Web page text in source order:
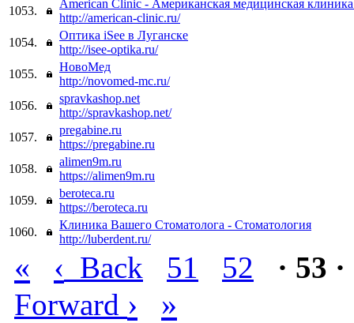
1053.
American Clinic - Американская медицинская
http://american-clinic.ru/
1054.
Оптика iSee в Луганске
http://isee-optika.ru/
1055.
НовоМед
http://novomed-mc.ru/
1056.
spravkashop.net
http://spravkashop.net/
1057.
pregabine.ru
https://pregabine.ru
1058.
alimen9m.ru
https://alimen9m.ru
1059.
beroteca.ru
https://beroteca.ru
1060.
Клиника Вашего Стоматолога - Стоматология
http://luberdent.ru/
« ‹ Back 51 52
· 53 ·
Forward › »